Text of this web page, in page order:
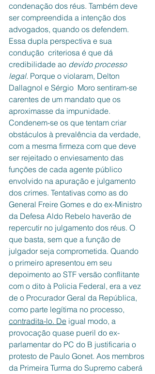
condenação dos réus. Também deve
ser compreendida a intenção dos
advogados, quando os defendem.
Essa dupla perspectiva e sua
condução  criteriosa é que dá
credibilidade ao devido processo
legal. Porque o violaram, Delton
Dallagnol e Sérgio  Moro sentiram-se
carentes de um mandato que os
aproximasse da impunidade.
Condenem-se os que tentam criar
obstáculos à prevalência da verdade,
com a mesma firmeza com que deve
ser rejeitado o enviesamento das
funções de cada agente público
envolvido na apuração e julgamento
dos crimes. Tentativas como as do
General Freire Gomes e do ex-Ministro
da Defesa Aldo Rebelo haverão de
repercutir no julgamento dos réus. O
que basta, sem que a função de
julgador seja comprometida. Quando
o primeiro apresentou em seu
depoimento ao STF versão conflitante
com o dito à Policia Federal, era a vez
de o Procurador Geral da República,
como parte legítima no processo,
contradita-lo. De igual modo, a
provocação quase pueril do ex-
parlamentar do PC do B justificaria o
protesto de Paulo Gonet. Aos membros
da Primeira Turma do Supremo caberá